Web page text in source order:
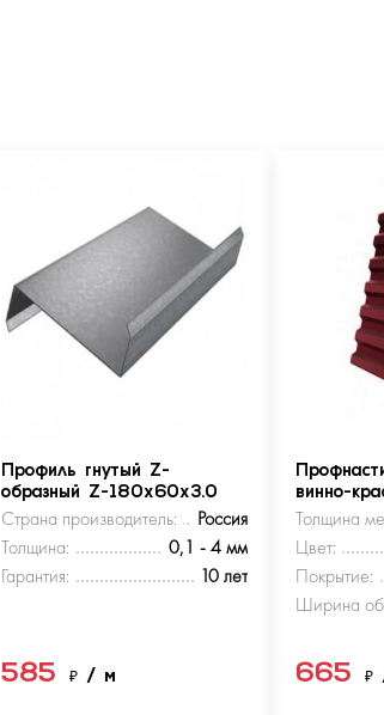
Профиль гнутый Z-
образный Z-180х60х3.0
Страна производитель:
Россия
Толщина:
0,1 - 4 мм
Гарантия:
10 лет
585₽/ м
винно-
Толщина
Цвет:
Покрытие:
Ширина
665 ₽